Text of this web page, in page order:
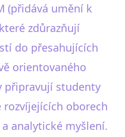
(přidává umění k
zdůrazňují
do přesahujících
orientovaného
připravují studenty
rozvíjejících oborech
analytické myšlení.